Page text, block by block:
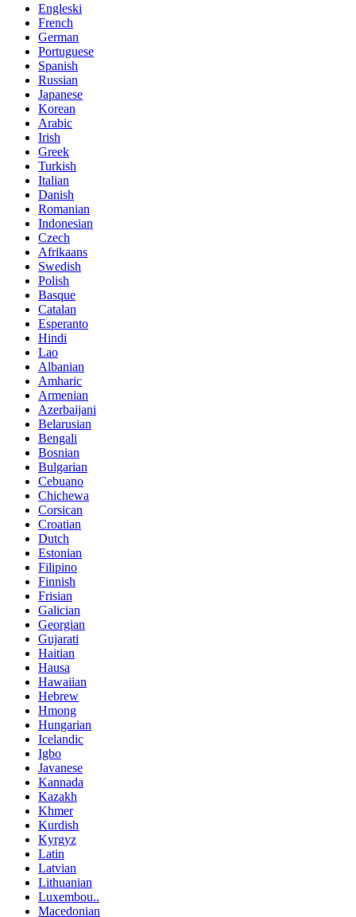
Engleski
French
German
Portuguese
Spanish
Russian
Japanese
Korean
Arabic
Irish
Greek
Turkish
Italian
Danish
Romanian
Indonesian
Czech
Afrikaans
Swedish
Polish
Basque
Catalan
Esperanto
Hindi
Lao
Albanian
Amharic
Armenian
Azerbaijani
Belarusian
Bengali
Bosnian
Bulgarian
Cebuano
Chichewa
Corsican
Croatian
Dutch
Estonian
Filipino
Finnish
Frisian
Galician
Georgian
Gujarati
Haitian
Hausa
Hawaiian
Hebrew
Hmong
Hungarian
Icelandic
Igbo
Javanese
Kannada
Kazakh
Khmer
Kurdish
Kyrgyz
Latin
Latvian
Lithuanian
Luxembou..
Macedonian